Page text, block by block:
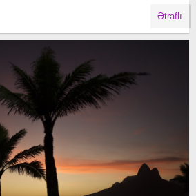
Ətraflı